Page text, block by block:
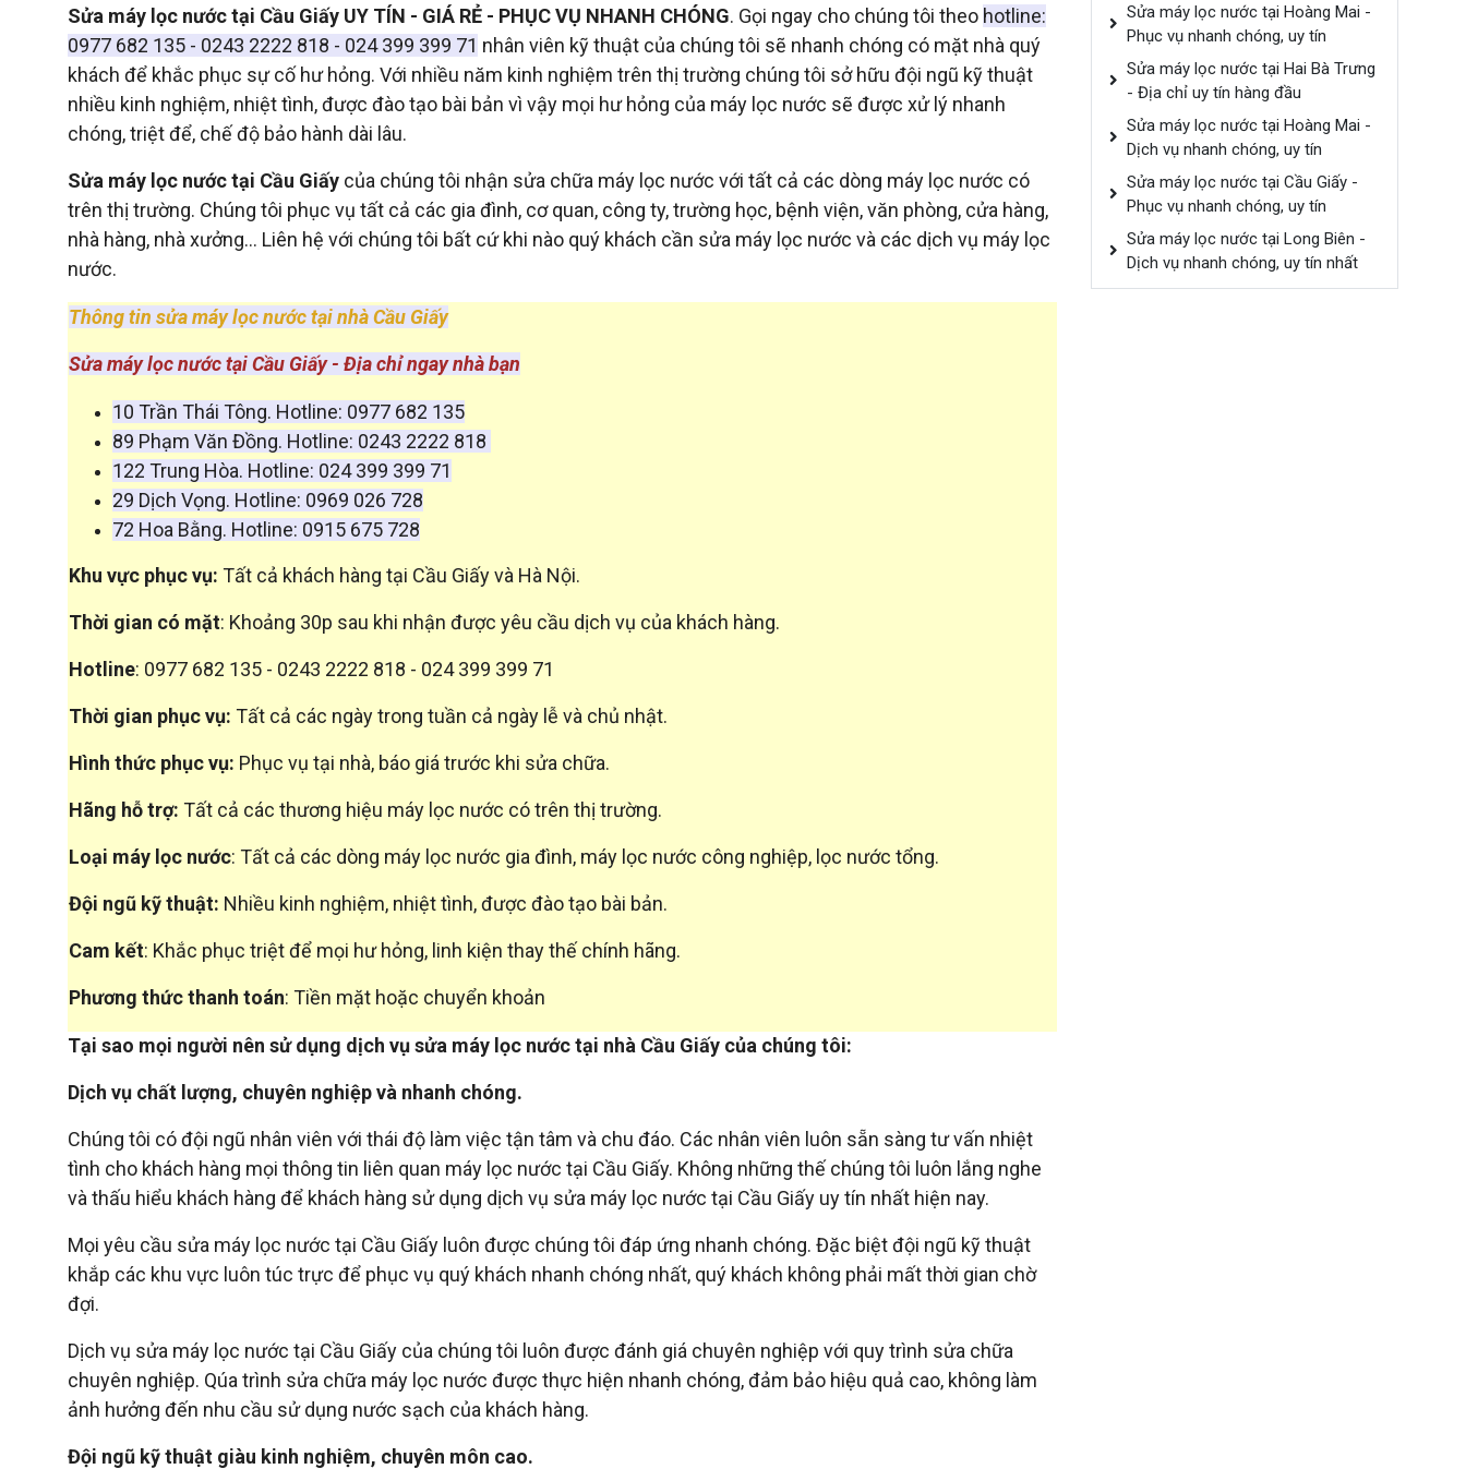
Sửa máy lọc nước tại Cầu Giấy UY TÍN - GIÁ RẺ - PHỤC VỤ NHANH CHÓNG. Gọi ngay cho chúng tôi theo hotline:
0977 682 135 - 0243 2222 818 - 024 399 399 71 nhân viên kỹ thuật của chúng tôi sẽ nhanh chóng có mặt nhà quý
khách để khắc phục sự cố hư hỏng. Với nhiều năm kinh nghiệm trên thị trường chúng tôi sở hữu đội ngũ kỹ thuật
nhiều kinh nghiệm, nhiệt tình, được đào tạo bài bản vì vậy mọi hư hỏng của máy lọc nước sẽ được xử lý nhanh
chóng, triệt để, chế độ bảo hành dài lâu.
Sửa máy lọc nước tại Cầu Giấy của chúng tôi nhận sửa chữa máy lọc nước với tất cả các dòng máy lọc nước có
trên thị trường. Chúng tôi phục vụ tất cả các gia đình, cơ quan, công ty, trường học, bệnh viện, văn phòng, cửa hàng,
nhà hàng, nhà xưởng... Liên hệ với chúng tôi bất cứ khi nào quý khách cần sửa máy lọc nước và các dịch vụ máy lọc
nước.
Thông tin sửa máy lọc nước tại nhà Cầu Giấy
Sửa máy lọc nước tại Cầu Giấy - Địa chỉ ngay nhà bạn
10 Trần Thái Tông. Hotline: 0977 682 135
89 Phạm Văn Đồng. Hotline: 0243 2222 818
122 Trung Hòa. Hotline: 024 399 399 71
29 Dịch Vọng. Hotline: 0969 026 728
72 Hoa Bằng. Hotline: 0915 675 728
Khu vực phục vụ: Tất cả khách hàng tại Cầu Giấy và Hà Nội.
Thời gian có mặt: Khoảng 30p sau khi nhận được yêu cầu dịch vụ của khách hàng.
Hotline: 0977 682 135 - 0243 2222 818 - 024 399 399 71
Thời gian phục vụ: Tất cả các ngày trong tuần cả ngày lễ và chủ nhật.
Hình thức phục vụ: Phục vụ tại nhà, báo giá trước khi sửa chữa.
Hãng hỗ trợ: Tất cả các thương hiệu máy lọc nước có trên thị trường.
Loại máy lọc nước: Tất cả các dòng máy lọc nước gia đình, máy lọc nước công nghiệp, lọc nước tổng.
Đội ngũ kỹ thuật: Nhiều kinh nghiệm, nhiệt tình, được đào tạo bài bản.
Cam kết: Khắc phục triệt để mọi hư hỏng, linh kiện thay thế chính hãng.
Phương thức thanh toán: Tiền mặt hoặc chuyển khoản
Tại sao mọi người nên sử dụng dịch vụ sửa máy lọc nước tại nhà Cầu Giấy của chúng tôi:
Dịch vụ chất lượng, chuyên nghiệp và nhanh chóng.
Chúng tôi có đội ngũ nhân viên với thái độ làm việc tận tâm và chu đáo. Các nhân viên luôn sẵn sàng tư vấn nhiệt
tình cho khách hàng mọi thông tin liên quan máy lọc nước tại Cầu Giấy. Không những thế chúng tôi luôn lắng nghe
và thấu hiểu khách hàng để khách hàng sử dụng dịch vụ sửa máy lọc nước tại Cầu Giấy uy tín nhất hiện nay.
Mọi yêu cầu sửa máy lọc nước tại Cầu Giấy luôn được chúng tôi đáp ứng nhanh chóng. Đặc biệt đội ngũ kỹ thuật
khắp các khu vực luôn túc trực để phục vụ quý khách nhanh chóng nhất, quý khách không phải mất thời gian chờ
đợi.
Dịch vụ sửa máy lọc nước tại Cầu Giấy của chúng tôi luôn được đánh giá chuyên nghiệp với quy trình sửa chữa
chuyên nghiệp. Qúa trình sửa chữa máy lọc nước được thực hiện nhanh chóng, đảm bảo hiệu quả cao, không làm
ảnh hưởng đến nhu cầu sử dụng nước sạch của khách hàng.
Đội ngũ kỹ thuật giàu kinh nghiệm, chuyên môn cao.
Sửa máy lọc nước tại Hoàng Mai -
Phục vụ nhanh chóng, uy tín
Sửa máy lọc nước tại Hai Bà Trưng
- Địa chỉ uy tín hàng đầu
Sửa máy lọc nước tại Hoàng Mai -
Dịch vụ nhanh chóng, uy tín
Sửa máy lọc nước tại Cầu Giấy -
Phục vụ nhanh chóng, uy tín
Sửa máy lọc nước tại Long Biên -
Dịch vụ nhanh chóng, uy tín nhất